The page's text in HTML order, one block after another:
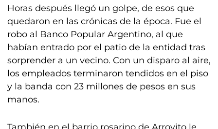
Horas después llegó un golpe, de esos que
quedaron en las crónicas de la época. Fue el
robo al Banco Popular Argentino, al que
habían entrado por el patio de la entidad tras
sorprender a un vecino. Con un disparo al aire,
los empleados terminaron tendidos en el piso
y la banda con 23 millones de pesos en sus
manos.